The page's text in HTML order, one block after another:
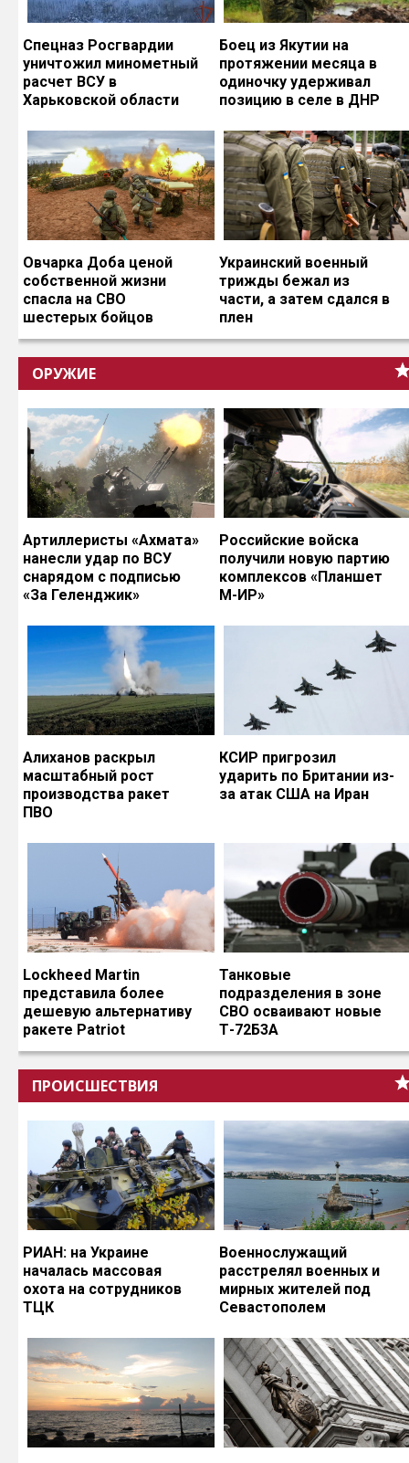
Спецназ Росгвардии
уничтожил минометный
расчет ВСУ в
Харьковской области
Боец из Якутии на
протяжении месяца в
одиночку удерживал
позицию в селе в ДНР
Овчарка Доба ценой
собственной жизни
спасла на СВО
шестерых бойцов
Украинский военный
трижды бежал из
части, а затем сдался в
плен
ОРУЖИЕ
Артиллеристы «Ахмата»
нанесли удар по ВСУ
снарядом с подписью
«За Геленджик»
Российские войска
получили новую партию
комплексов «Планшет
М-ИР»
Алиханов раскрыл
масштабный рост
производства ракет
ПВО
КСИР пригрозил
ударить по Британии из-
за атак США на Иран
Lockheed Martin
представила более
дешевую альтернативу
ракете Patriot
Танковые
подразделения в зоне
СВО осваивают новые
Т-72Б3А
ПРОИСШЕСТВИЯ
РИАН: на Украине
началась массовая
охота на сотрудников
ТЦК
Военнослужащий
расстрелял военных и
мирных жителей под
Севастополем